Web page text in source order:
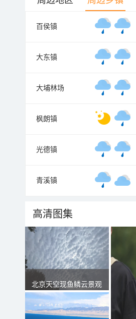
百侯镇
大东镇
大埔林场
枫朗镇
光德镇
青溪镇
高清图集
北京天空现鱼鳞云景观